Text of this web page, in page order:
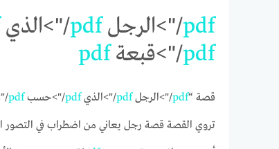
pdf/">الرجلpdf/">الذي
pdf/">قبعةpdf
قصة “pdf/">الرجلpdf/">الذيpdf/">حسبpdf
/
تروي القصة قصة رجل يعاني من اضطراب في التصور